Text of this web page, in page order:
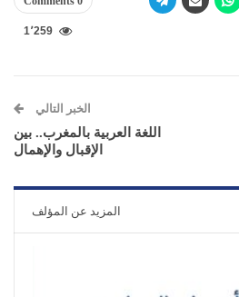
1٬259
الخبر التالي
اللغة العربية بالمغرب.. بين
الإقبال والإهمال
المزيد عن المؤلف